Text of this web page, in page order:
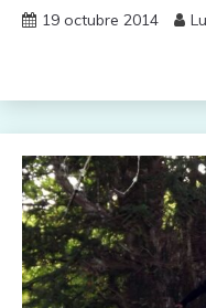
19 octubre 2014